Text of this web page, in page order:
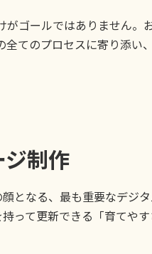
ゴールではありません
てのプロセスに寄り添い
制作
となる、最も重要なデジ
って更新できる「育てや